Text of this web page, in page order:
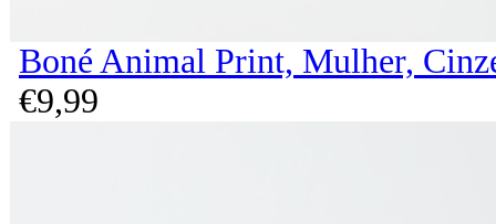
Boné Animal Print, Mulher,
€9,99